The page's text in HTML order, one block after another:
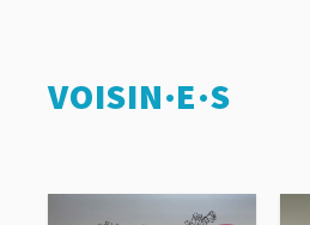
VOISIN·E·S